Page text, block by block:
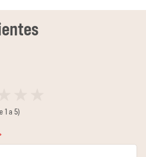
1 a 5)